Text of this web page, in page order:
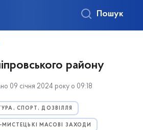
Пошук
району
09 січня 2024 року о 09:18
СПОРТ, ДОЗВІЛЛЯ
МИСТЕЦЬКІ МАСОВІ ЗАХОДИ